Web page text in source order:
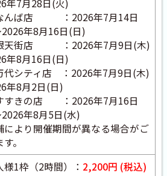
年7月28日(火)
んば店 ：2026年7月14日
年8月16日(日)
天街店 ：2026年7月9日(木)
年8月16日(日)
代シティ店 ：2026年7月9日(木)
年8月2日(日)
すきの店 ：2026年7月16日
年8月5日(水)
より開催期間が異なる場合がご
。
様1枠（2時間）： 2,200円 (税込)